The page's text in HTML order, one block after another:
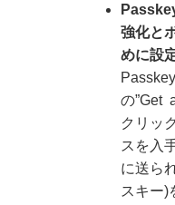
強化と
めに設
の”Get
クリッ
スを入
に送ら
スキー)